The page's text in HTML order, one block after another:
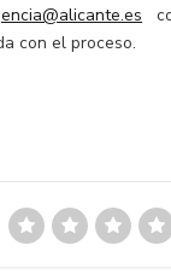
con el proceso.